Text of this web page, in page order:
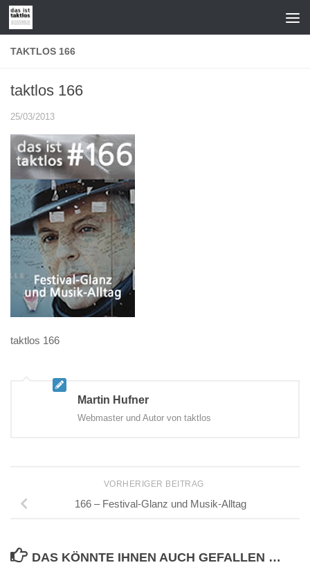
Zum Inhalt springen
TAKTLOS 166
taktlos 166
25/03/2013
taktlos 166
Martin Hufner
Webmaster und Autor von taktlos
VORHERIGER BEITRAG
166 – Festival-Glanz und Musik-Alltag
DAS KÖNNTE IHNEN AUCH GEFALLEN …